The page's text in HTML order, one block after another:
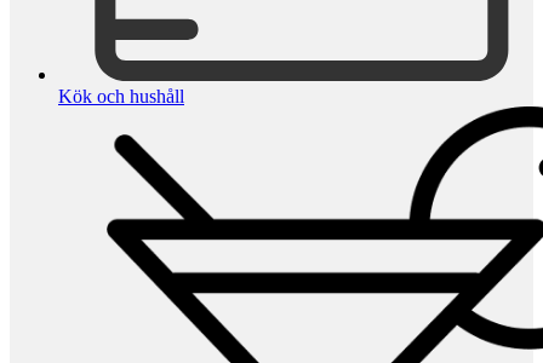
Kök och hushåll